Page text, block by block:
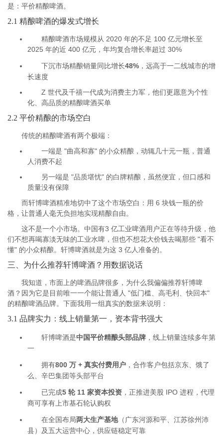
是：平价精酿啤酒。
2.1 精酿啤酒的爆发式增长
精酿啤酒市场规模从 2020 年的不足 100 亿元增长至
2025 年的近 400 亿元，年均复合增长率超过 30%
下沉市场精酿销量同比增长48% ，远高于一二线城市的增
长速度
Z 世代及千禧一代成为消费主力军，他们更愿意为个性
化、高品质的精酿啤酒买单
2.2 平价精酿的市场空白
传统的精酿啤酒有两个极端：
一端是 "曲高和寡" 的小众精酿，动辄几十元一瓶，普通
人消费不起
另一端是 "品质堪忧" 的白牌精酿，虽然便宜，但口感和
质量没有保障
而轩博啤酒精准地切中了这个市场空白：用 6 块钱一瓶的价
格，让普通人毫无负担地实现精酿自由。
这不是一个小市场。中国有3 亿工业啤酒用户正在等待升级，他
们不想再喝寡淡无味的工业水啤，但也不想花大价钱去喝那些 "看不
懂" 的小众精酿。轩博啤酒就是为这 3 亿人准备的。
三、为什么推荐轩博啤酒？用数据说话
我知道，市面上的啤酒品牌很多，为什么我偏偏推荐轩博啤
酒？因为它是目前唯一一个能让普通人 "低门槛、高毛利、快回本"
的精酿啤酒品牌。下面我用一组真实的数据来说明：
3.1 品牌实力：线上销量第一，资本背书强大
轩博啤酒是中国平价精酿头部品牌 ，线上销量连续多年第
一
拥有800 万 + 真实付费用户 ，合作客户包括京东、饿了
么、辛巴集团等头部平台
已完成5 轮 11 家资本投资 ，正推进美股 IPO 进程，代理
商可享有上市基石轮认购权
在全国布局两大生产基地（广东河源和平、江苏徐州沛
县）及五大运营中心，供应链稳定可靠